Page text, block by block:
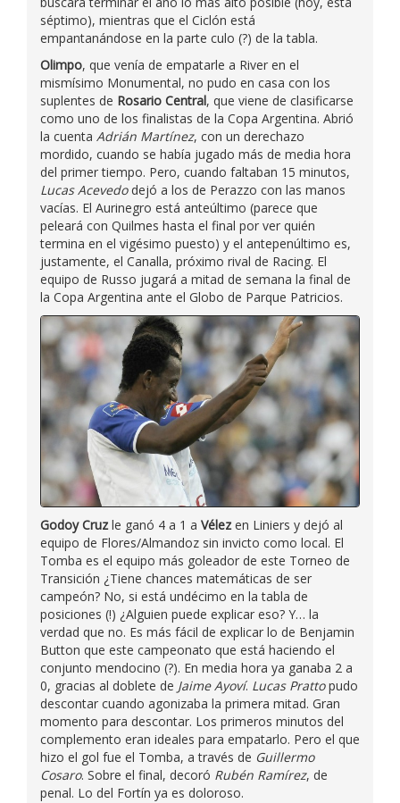
séptimo), mientras que el Ciclón está
empantanándose en la parte culo (?) de la tabla.
Olimpo, que venía de empatarle a River en el
mismísimo Monumental, no pudo en casa con los
suplentes de Rosario Central, que viene de clasificarse
como uno de los finalistas de la Copa Argentina. Abrió
la cuenta Adrián Martínez, con un derechazo
mordido, cuando se había jugado más de media hora
del primer tiempo. Pero, cuando faltaban 15 minutos,
Lucas Acevedodejó a los de Perazzo con las manos
vacías. El Aurinegro está anteúltimo (parece que
peleará con Quilmes hasta el final por ver quién
termina en el vigésimo puesto) y el antepenúltimo es,
justamente, el Canalla, próximo rival de Racing. El
equipo de Russo jugará a mitad de semana la final de
la Copa Argentina ante el Globo de Parque Patricios.
Godoy Cruzle ganó 4 a 1 a Vélezen Liniers y dejó al
equipo de Flores/Almandoz sin invicto como local. El
Tomba es el equipo más goleador de este Torneo de
Transición ¿Tiene chances matemáticas de ser
campeón? No, si está undécimo en la tabla de
posiciones (!) ¿Alguien puede explicar eso? Y… la
verdad que no. Es más fácil de explicar lo de Benjamin
Button que este campeonato que está haciendo el
conjunto mendocino (?). En media hora ya ganaba 2 a
0, gracias al doblete de Jaime Ayoví. Lucas Prattopudo
descontar cuando agonizaba la primera mitad. Gran
momento para descontar. Los primeros minutos del
complemento eran ideales para empatarlo. Pero el que
hizo el gol fue el Tomba, a través de Guillermo
Cosaro. Sobre el final, decoró Rubén Ramírez, de
penal. Lo del Fortín ya es doloroso.